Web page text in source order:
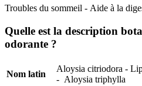
Troubles du sommeil - Aide à la
Quelle est la description
odorante ?
Nom latin
Aloysia citriodora -
- Aloysia triphylla